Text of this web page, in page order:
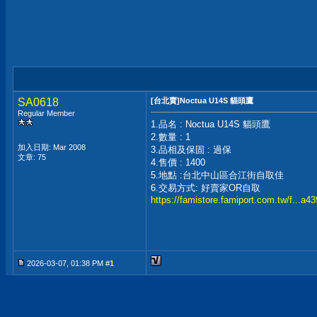
SA0618
Regular Member
加入日期: Mar 2008
文章: 75
[台北賣]Noctua U14S 貓頭鷹
1.品名 : Noctua U14S 貓頭鷹
2.數量 : 1
3.品相及保固 : 過保
4.售價 : 1400
5.地點 :台北中山區合江街自取佳
6.交易方式: 好賣家OR自取
https://famistore.famiport.com.tw/
2026-03-07, 01:38 PM #1